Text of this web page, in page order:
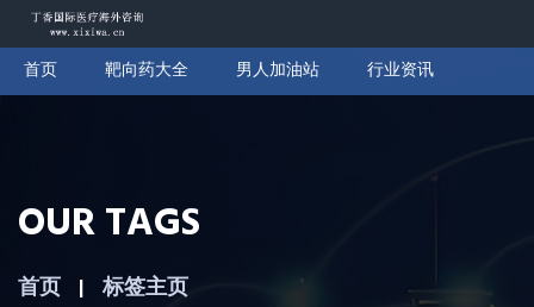
首页 靶向药大全 男人加油站 行业资讯
OUR TAGS
首页 标签主页